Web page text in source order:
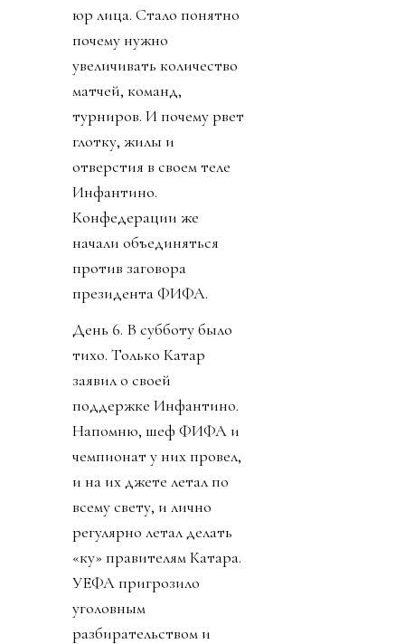
юр лица. Стало понятно
почему нужно
увеличивать количество
матчей, команд,
турниров. И почему рвет
глотку, жилы и
отверстия в своем теле
Инфантино.
Конфедерации же
начали объединяться
против заговора
президента ФИФА.
День 6. В субботу было
тихо. Только Катар
заявил о своей
поддержке Инфантино.
Напомню, шеф ФИФА и
чемпионат у них провел,
и на их джете летал по
всему свету, и лично
регулярно летал делать
«ку» правителям Катара.
УЕФА пригрозило
уголовным
разбирательством и